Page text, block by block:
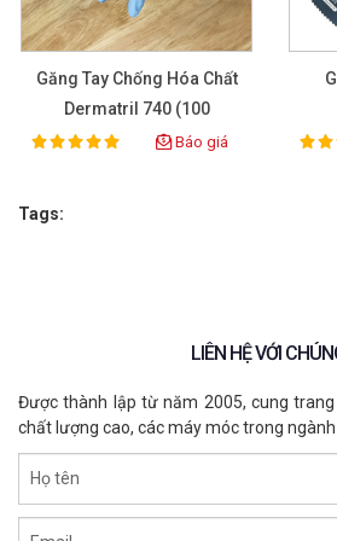
- Bảo vệ tay khi vệ sinh, khử trùng
Găng Tay Chống Hóa Chất
Dermatril 740 (100
Pcs/box)
Rating:
100% Báo giá 100%
Tags:
LIÊN HỆ VỚI
Được thành lập từ năm 2005, cung
chất lượng cao, các máy móc trong ngành
Họ tên